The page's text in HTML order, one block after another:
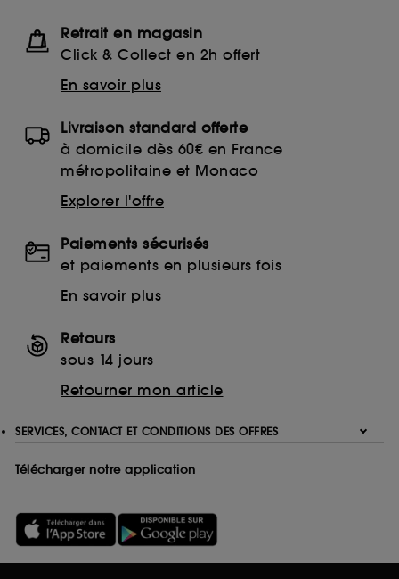
Retrait en magasin
Click & Collect en 2h offert
En savoir plus
Livraison standard offerte
à domicile dès 60€ en France
métropolitaine et Monaco
Explorer l'offre
Paiements sécurisés
et paiements en plusieurs fois
En savoir plus
Retours
sous 14 jours
Retourner mon article
SERVICES, CONTACT ET CONDITIONS DES OFFRES
Télécharger notre application